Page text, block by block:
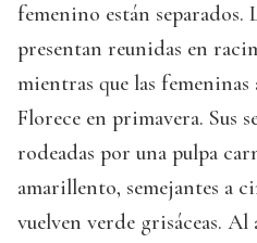
femenino están separados.
presentan reunidas en
mientras que las
Florece en primavera. Sus
rodeadas por una pulpa
amarillento, semejantes a
vuelven verde grisáceas.